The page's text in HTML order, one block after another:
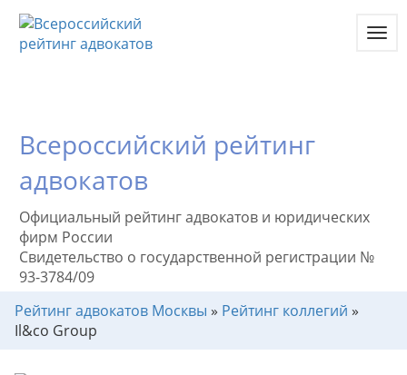
Всероссийский рейтинг
адвокатов
Официальный рейтинг адвокатов и юридических
фирм России
Свидетельство о государственной регистрации №
93-3784/09
Рейтинг адвокатов Москвы » Рейтинг коллегий »
Il&co Group